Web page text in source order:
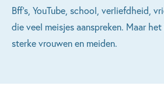
Bff’s, YouTube, school, verliefdheid,
die veel meisjes aanspreken. Maar
sterke vrouwen en meiden.